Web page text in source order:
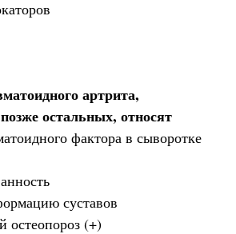
артрита,
остальных, относят
фактора в сыворотке
суставов
остеопороз (+)